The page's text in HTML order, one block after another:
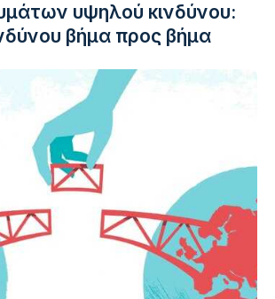
υψηλού κινδύνου:
βήμα προς βήμα